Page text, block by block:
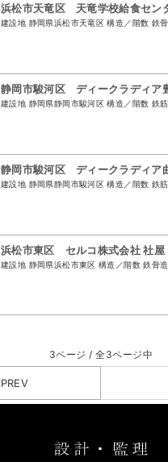
浜松市天竜区 天竜学校給食セン
静岡市駿河区 ディークラディア
静岡市駿河区 ディークラディア
浜松市東区 セルコ株式会社 社屋
3ページ / 全3ページ中
PREV